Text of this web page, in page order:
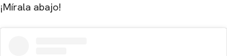
¡Mírala abajo!